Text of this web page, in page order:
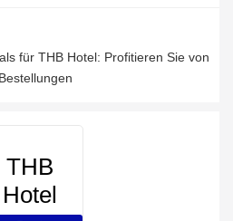
für THB Hotel: Profitieren Sie von
THB
Hotel